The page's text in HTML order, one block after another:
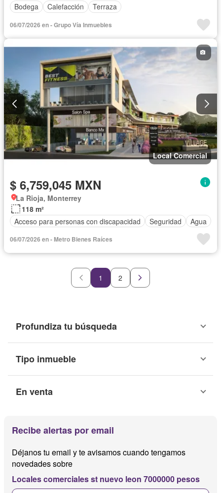
Bodega
Calefacción Terraza
06/07/2026 en - Grupo Vía Inmuebles
Local Comercial
$ 6,759,045 MXN
La Rioja, Monterrey
118 m²
Acceso para personas con discapacidad
Seguridad Agua
06/07/2026 en - Metro Bienes Raíces
1 2
Profundiza tu búsqueda
Tipo inmueble
En venta
Recibe alertas por email
Déjanos tu email y te avisamos cuando tengamos
novedades sobre
Locales comerciales st nuevo leon 7000000 pesos